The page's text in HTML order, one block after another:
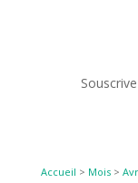
Accueil > Mois>